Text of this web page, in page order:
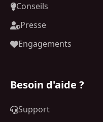
Conseils
Presse
Engagements
Besoin d'aide ?
Support